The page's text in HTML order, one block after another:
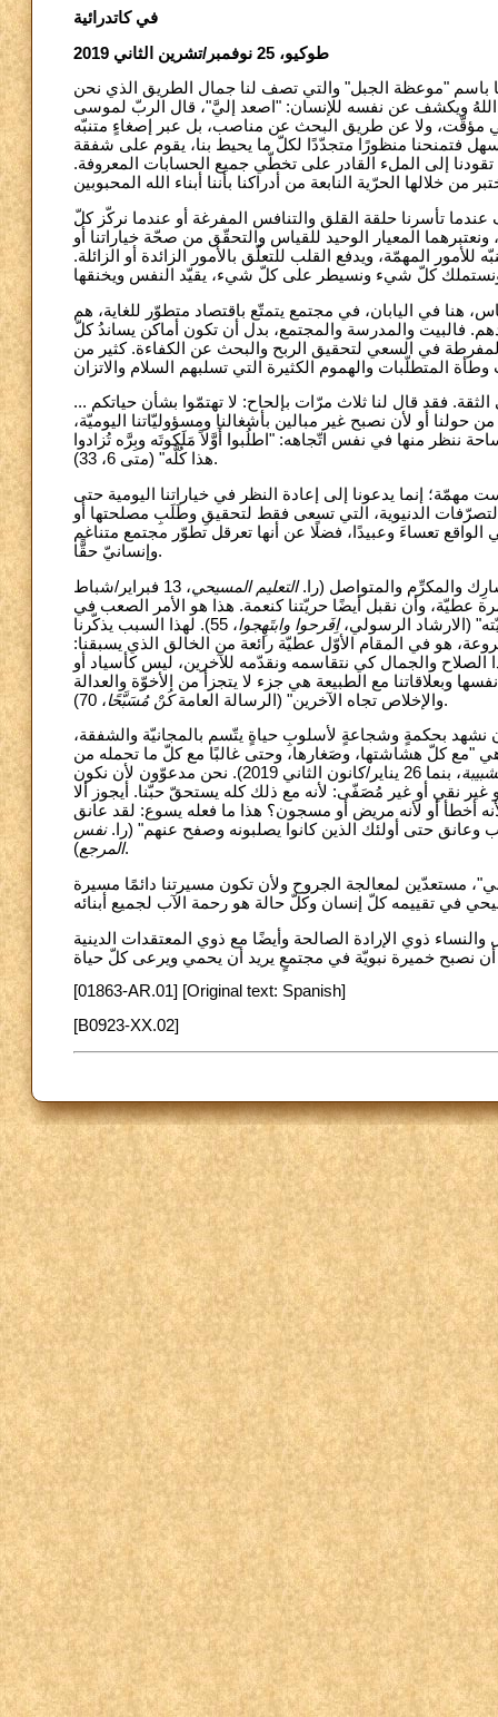
في كاتدرائية
طوكيو، 25 نوفمبر/تشرين الثاني 2019
باسم "موعظة الجبل" والتي تصف لنا جمال الطريق الذي نحن
اللهُ ويكشف عن نفسه للإنسان: "اصعد إليَّ"، قال الربّ لموسى
مؤقّت، ولا عن طريق البحث عن مناصب، بل عبر إصغاءٍ متنبّه
فتمنحنا منظورًا متجدّدًا لكلّ ما يحيط بنا، يقوم على شفقة
إلى الملء القادر على تخطّي جميع الحسابات المعروفة.
تأسرنا حلقة القلق والتنافس المفرغة أو عندما نركّز كلّ
المعيار الوحيد للقياس والتحقّق من صحّة خياراتنا أو
المهمّة، ويدفع القلب للتعلّق بالأمور الزائدة أو الزائلة.
هنا في اليابان، في مجتمع يتمتّع باقتصاد متطوّر للغاية، هم
فالبيت والمدرسة والمجتمع، بدل أن تكون أماكن يساندُ كلّ
في السعي لتحقيق الربح والبحث عن الكفاءة. كثير من
فقد قال لنا ثلاث مرّات بإلحاح: لا تهتمّوا بشأن حياتكم ...
لنتجاهل ما يحدث من حولنا أو لأن نصبح غير مبالين بأشغالنا ومسؤوليّاتنا اليوميّة،
ننظر منها في نفس اتّجاهه: "اطلُبوا أَوَّلاً مَلَكوتَه وبِرَّه تُزادوا
هذا كُلَّه" (متى 6، 33).
مهمّة؛ إنما يدعونا إلى إعادة النظر في خياراتنا اليومية حتى
الدنيوية، التي تسعى فقط لتحقيقِ وطَلَبِ مصلحتها أو
الواقع تعساءَ وعبيدًا، فضلًا عن أنها تعرقل تطوّر مجتمع متناغم
وإنسانيّ حقًّا.
والمكرِّم والمتواصل (را.التعليم المسيحي
، 13 فبراير/شباط
عطيّة، وأن نقبل أيضًا حريّتنا كنعمة. هذا هو الأمر الصعب في
(الارشاد الرسولي،اِفَرحوا وابتَهِجوا
، 55). لهذا السبب يذكّرنا
هو في المقام الأوّل عطيّة رائعة من الخالق الذي يسبقنا:
هو حَسَنٌ جِدًّا" (تك 1، 31)؛ منحنا اللهُ هذا الصلاح والجمال كي نتقاسمه ونقدّمه للآخرين، ليس كأسياد أو
وبعلاقاتنا مع الطبيعة هي جزء لا يتجزأ من الأخوّة والعدالة
والإخلاص تجاه الآخرين" (الرسالة العامةكُنْ مُسَبَّحًا
، 70).
نشهد بحكمةٍ وشجاعةٍ لأسلوبِ حياةٍ يتّسم بالمجانيّة والشفقة،
هي "مع كلّ هشاشتها، وصَغارها، وحتى غالبًا مع كلّ ما تحمله من
، بنما 26 يناير/كانون الثاني 2019). نحن مدعوّون لأن نكون
غير نقي أو غير مُصَفّى: لأنه مع ذلك كله يستحقّ حبّنا. أيجوز ألا
أخطأ أو لأنه مريض أو مسجون؟ هذا ما فعله يسوع: لقد عانق
حتى أولئك الذين كانوا يصلبونه وصفح عنهم" (را.نفس
المرجع).
مستعدّين لمعالجة الجروح ولأن تكون مسيرتنا دائمًا مسيرة
والنساء ذوي الإرادة الصالحة وأيضًا مع ذوي المعتقدات الدينية
[01863-AR.01] [Original text: Spanish]
[B0923-XX.02]